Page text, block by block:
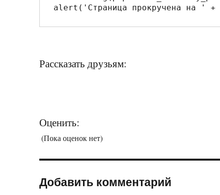
Рассказать друзьям:
Оценить:
(Пока оценок нет)
Добавить комментарий